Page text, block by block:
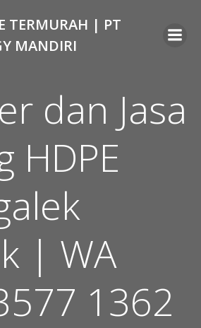
to
content
TERMURAH | PT
MANDIRI
dan Jasa
HDPE
| WA
1362